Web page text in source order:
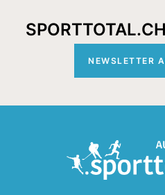
NEWSLETTER